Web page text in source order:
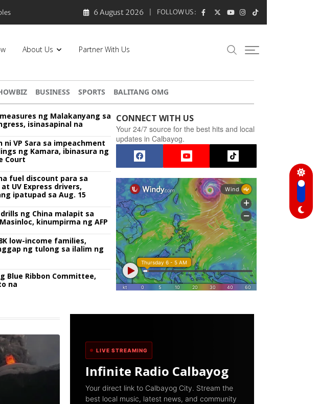
6 August 2026 FOLLOW US :
About Us Partner With Us
BUSINESS SPORTS BALITANG OMG
ng Malakanyang sa
isinasapinal na
ni VP Sara sa impeachment
ng Kamara, ibinasura ng
Court
fuel discount para sa
UV Express drivers,
ipatupad sa Aug. 15
ng China malapit sa
kinumpirma ng AFP
low-income families,
ng tulong sa ilalim ng
Blue Ribbon Committee,
na
CONNECT WITH US
Your 24/7 source for the best hits and local
updates in Calbayog.
LIVE STREAMING
Infinite Radio Calbayog
Your direct link to Calbayog City. Stream the
best local music, latest news, and community